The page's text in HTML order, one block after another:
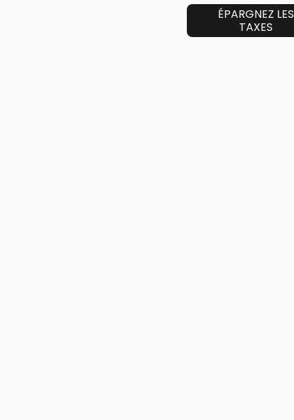
ÉPARGNEZ LES
TAXES